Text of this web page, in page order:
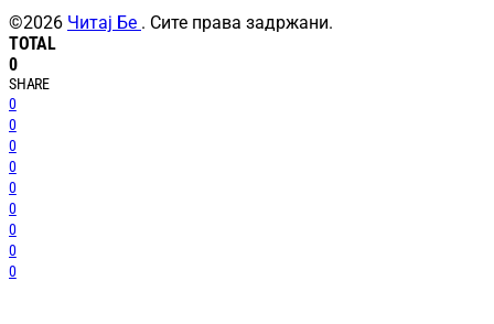
©2026 Читај Бе . Сите права задржани.
TOTAL
0
SHARE
0
0
0
0
0
0
0
0
0